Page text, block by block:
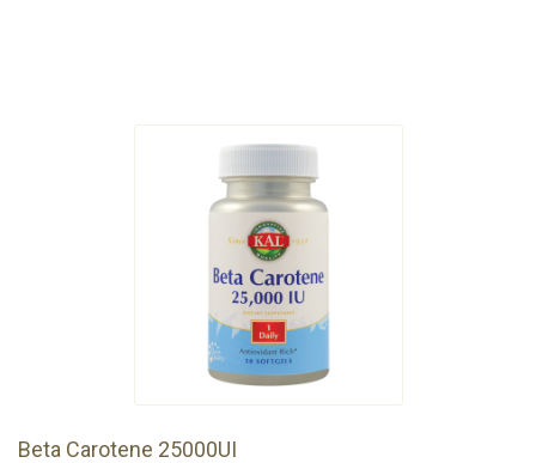
Beta Carotene 25000UI